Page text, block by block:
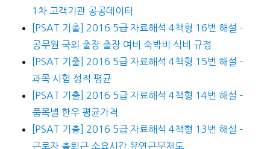
1차 고객기관 공공데이터
[PSAT 기출] 2016 5급 자료해석 4책형 16번 해설 –
공무원 국외 출장 출장 여비 숙박비 식비 규정
[PSAT 기출] 2016 5급 자료해석 4책형 15번 해설 –
과목 시험 성적 평균
[PSAT 기출] 2016 5급 자료해석 4책형 14번 해설 –
품목별 한우 평균가격
[PSAT 기출] 2016 5급 자료해석 4책형 13번 해설 –
근로자 출퇴근 소요시간 유연근무제도